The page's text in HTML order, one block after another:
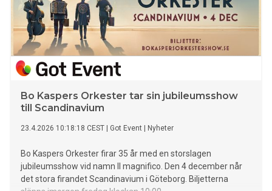
Bo Kaspers Orkester tar sin jubileumsshow
till Scandinavium
23.4.2026 10:18:18 CEST Got Event Nyheter
Bo Kaspers Orkester firar 35 år med en storslagen
jubileumsshow vid namn Il magnifico. Den 4 december når
det stora firandet Scandinavium i Göteborg. Biljetterna